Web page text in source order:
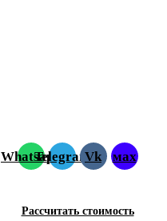
WhatsappTelegramVk мах
Рассчитать стоимость